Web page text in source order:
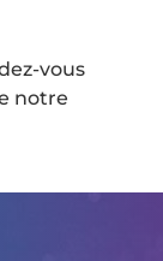
vous
notre